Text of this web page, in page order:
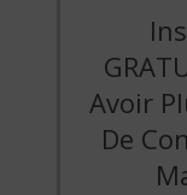
Avoir
De